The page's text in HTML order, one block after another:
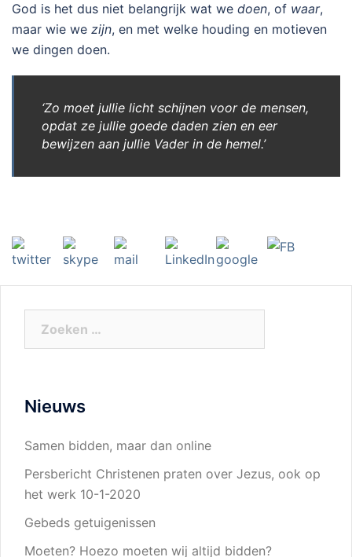
God is het dus niet belangrijk wat we doen, of waar,
maar wie we zijn, en met welke houding en motieven
we dingen doen.
‘Zo moet jullie licht schijnen voor de mensen,
opdat ze jullie goede daden zien en eer
bewijzen aan jullie Vader in de hemel.’
Nieuws
Samen bidden, maar dan online
Persbericht Christenen praten over Jezus, ook op
het werk 10-1-2020
Gebeds getuigenissen
Moeten? Hoezo moeten wij altijd bidden?